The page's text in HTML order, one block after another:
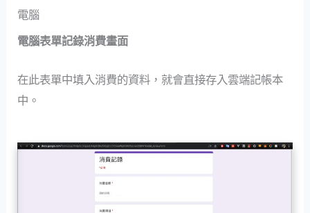
電腦
電腦表單記錄消費畫面
在此表單中填入消費的資料，就會直接存入雲端記帳本
中。